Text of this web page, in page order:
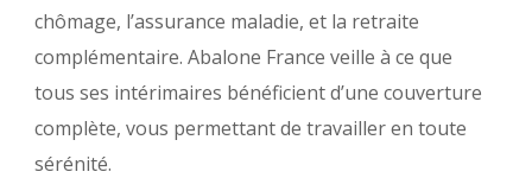
chômage, l’assurance maladie, et la retraite
complémentaire. Abalone France veille à ce que
tous ses intérimaires bénéficient d’une couverture
complète, vous permettant de travailler en toute
sérénité.